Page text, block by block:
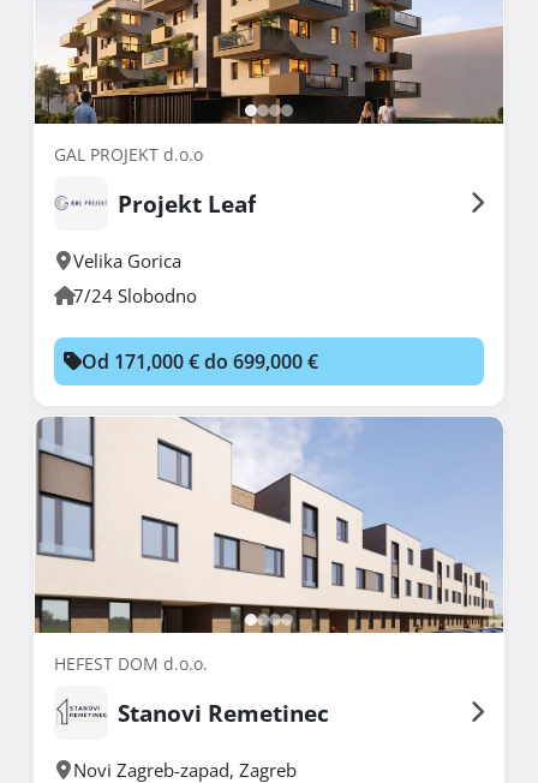
GAL PROJEKT d.o.o
Projekt Leaf
Velika Gorica
7/24 Slobodno
Od 171,000 € do 699,000 €
HEFEST DOM d.o.o.
Stanovi Remetinec
Novi Zagreb-zapad, Zagreb